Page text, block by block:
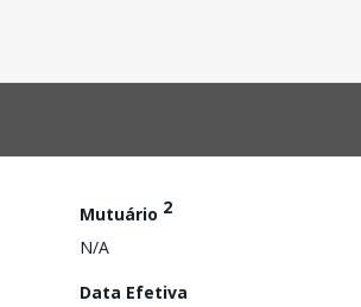
Mutuário 2
N/A
Data Efetiva